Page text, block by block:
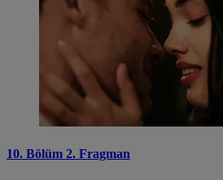
10. Bölüm 2. Fragman